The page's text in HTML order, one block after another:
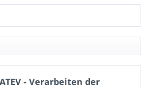
- Verarbeiten der